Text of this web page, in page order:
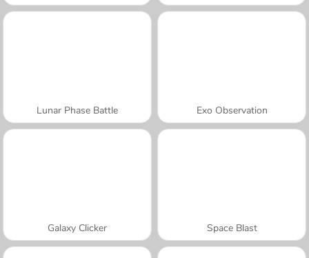
Lunar Phase Battle Exo Observation
Galaxy Clicker Space Blast